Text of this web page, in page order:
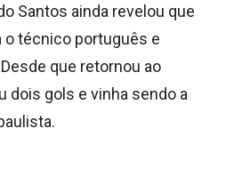
Santos ainda revelou que
o técnico português e
que retornou ao
dois gols e vinha sendo a